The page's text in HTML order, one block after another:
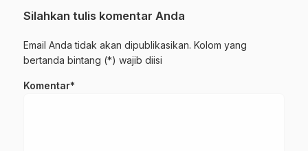
Silahkan tulis komentar Anda
Email Anda tidak akan dipublikasikan. Kolom yang
bertanda bintang (*) wajib diisi
Komentar*